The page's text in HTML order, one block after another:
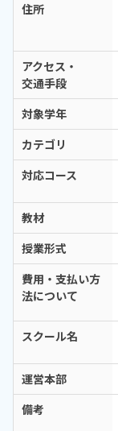
住所
アクセス・
交通手段
対象学年
カテゴリ
対応コース
教材
授業形式
費用・支払い方
法について
スクール名
運営本部
備考